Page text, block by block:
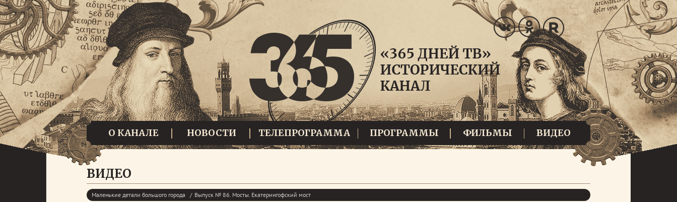
О КАНАЛЕ НОВОСТИ ТЕЛЕПРОГРАММА ПРОГРАММЫ ФИЛЬМЫ ВИДЕО
ВИДЕО
Маленькие детали большого города Выпуск № 86. Мосты. Екатерингофский мост